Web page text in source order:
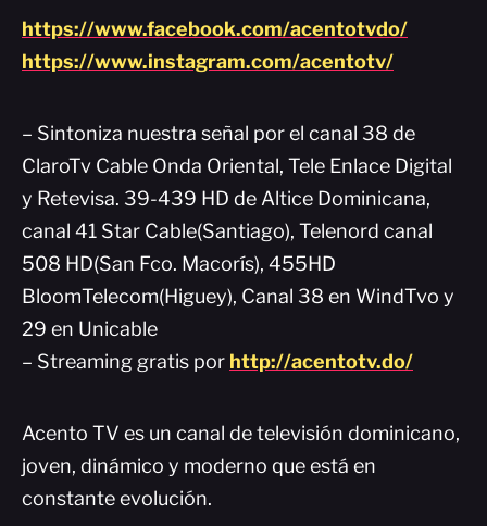
https://www.facebook.com/acentotvdo/
https://www.instagram.com/acentotv/
– Sintoniza nuestra señal por el canal 38 de
ClaroTv Cable Onda Oriental, Tele Enlace Digital
y Retevisa. 39-439 HD de Altice Dominicana,
canal 41 Star Cable(Santiago), Telenord canal
508 HD(San Fco. Macorís), 455HD
BloomTelecom(Higuey), Canal 38 en WindTvo y
29 en Unicable
– Streaming gratis por http://acentotv.do/
Acento TV es un canal de televisión dominicano,
joven, dinámico y moderno que está en
constante evolución.